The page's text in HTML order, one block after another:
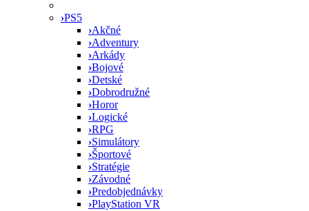
›PS5
›Akčné
›Adventury
›Arkády
›Bojové
›Detské
›Dobrodružné
›Horor
›Logické
›RPG
›Simulátory
›Športové
›Stratégie
›Závodné
›Predobjednávky
›PlayStation VR